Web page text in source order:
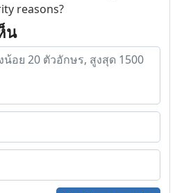
reasons?
น